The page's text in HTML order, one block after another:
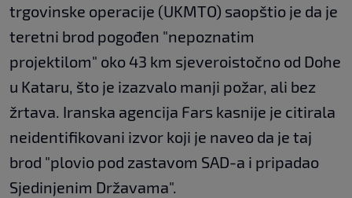
trgovinske operacije (UKMTO) saopštio je da je
teretni brod pogođen "nepoznatim
projektilom" oko 43 km sjeveroistočno od Dohe
u Kataru, što je izazvalo manji požar, ali bez
žrtava. Iranska agencija Fars kasnije je citirala
neidentifikovani izvor koji je naveo da je taj
brod "plovio pod zastavom SAD-a i pripadao
Sjedinjenim Državama".